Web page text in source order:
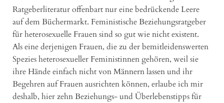
Ratgeberliteratur offenbart nur eine bedrückende Leere
auf dem Büchermarkt. Feministische Beziehungsratgeber
für heterosexuelle Frauen sind so gut wie nicht existent.
Als eine derjenigen Frauen, die zu der bemitleidenswerten
Spezies heterosexueller Feministinnen gehören, weil sie
ihre Hände einfach nicht von Männern lassen und ihr
Begehren auf Frauen ausrichten können, erlaube ich mir
deshalb, hier zehn Beziehungs- und Überlebenstipps für